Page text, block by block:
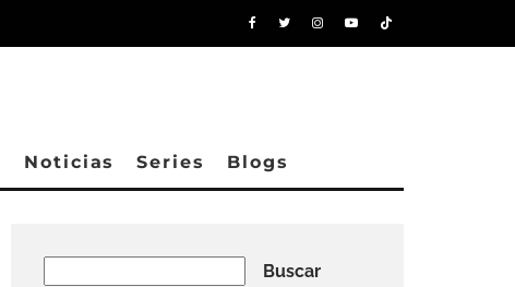
Noticias Series Blogs
Buscar